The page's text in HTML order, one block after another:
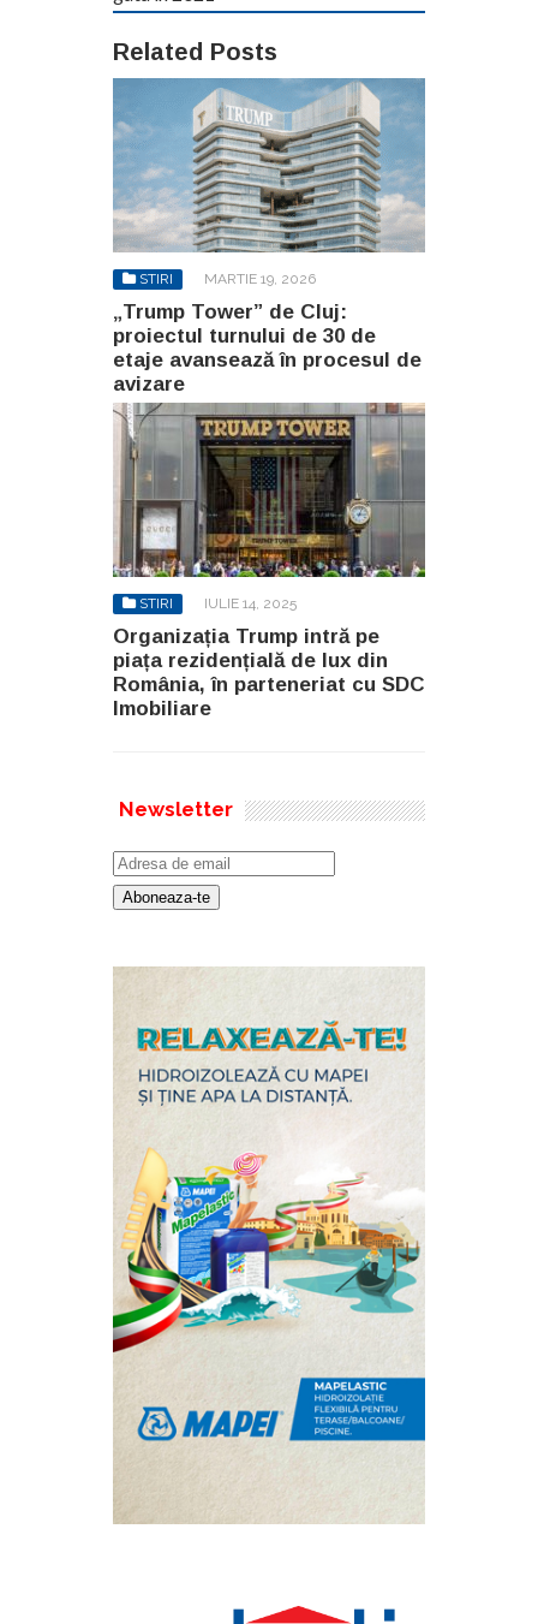
Related Posts
STIRI MARTIE 19, 2026
„Trump Tower” de Cluj:
proiectul turnului de 30 de
etaje avansează în procesul de
avizare
STIRI IULIE 14, 2025
Organizația Trump intră pe
piața rezidențială de lux din
România, în parteneriat cu SDC
Imobiliare
Newsletter